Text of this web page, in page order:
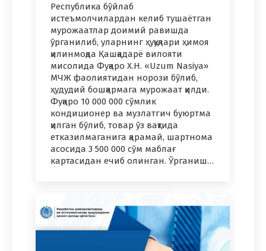
Республика бўйлаб
истеъмолчилардан келиб тушаётган
мурожаатлар доимий равишда
ўрганилиб, уларнинг ҳуқуқлари ҳимоя
қилинмоқда Қашқадарё вилояти
мисолида Фуқаро Х.Н. «Uzum Nasiya»
МЧЖ фаолиятидан норози бўлиб,
ҳудудий бошқармага мурожаат қилди.
Фуқаро 10 000 000 сўмлик
кондиционер ва музлатгич буюртма
қилган бўлиб, товар ўз вақтида
етказилмаганига қарамай, шартнома
асосида 3 500 000 сўм маблағ
картасидан ечиб олинган. Ўрганиш…